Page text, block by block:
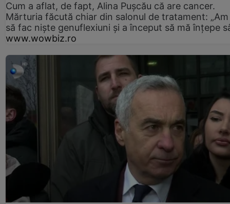
Cum a aflat, de fapt, Alina Pușcău că are cancer.
Mărturia făcută chiar din salonul de tratament:
să fac niște genuflexiuni și a început să mă înțepe
www.wowbiz.ro